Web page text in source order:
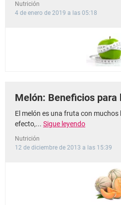
Nutrición
4 de enero de 2019 a las 05:18
Melón: Beneficios para
El melón es una fruta con
efecto,... Sigue leyendo
Nutrición
12 de diciembre de 2013 a las 15:39